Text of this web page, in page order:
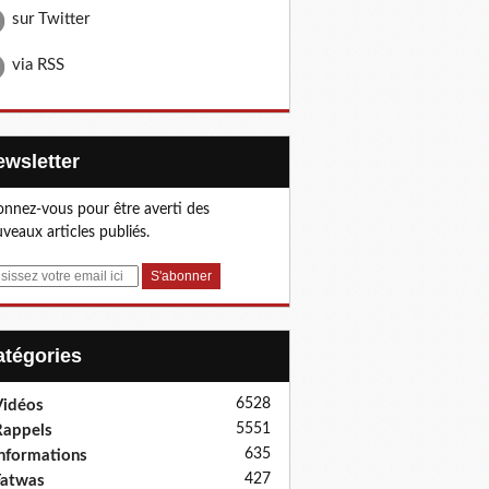
sur Twitter
via RSS
vous pour être averti des
articles publiés.
6528
5551
635
427